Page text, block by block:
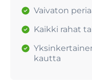
Vaivaton
Kaikki rahat
kautta